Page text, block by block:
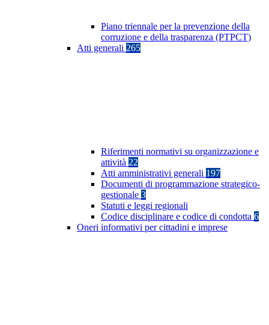
Piano triennale per la prevenzione della
corruzione e della trasparenza (PTPCT)
Atti generali 265
Riferimenti normativi su organizzazione e
attività 22
Atti amministrativi generali 197
Documenti di programmazione strategico-
gestionale 3
Statuti e leggi regionali
Codice disciplinare e codice di condotta 6
Oneri informativi per cittadini e imprese